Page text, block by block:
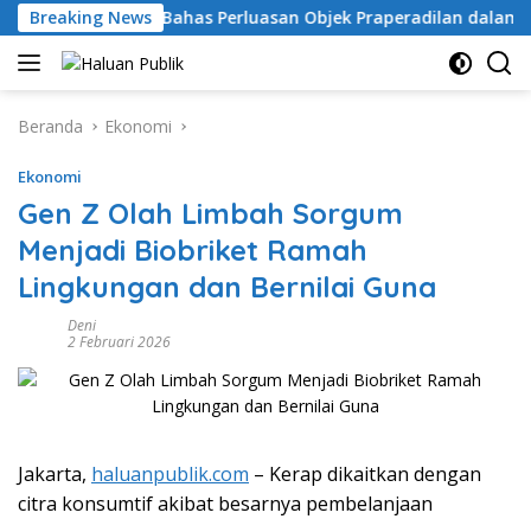
Langsung
ke
konten
Breaking News
2026 Bahas Perluasan Objek Praperadilan dalam KUHAP
Beranda Ekonomi
Ekonomi
Gen Z Olah Limbah Sorgum
Menjadi Biobriket Ramah
Lingkungan dan Bernilai Guna
Deni
2 Februari 2026
Jakarta, haluanpublik.com – Kerap dikaitkan dengan
citra konsumtif akibat besarnya pembelanjaan